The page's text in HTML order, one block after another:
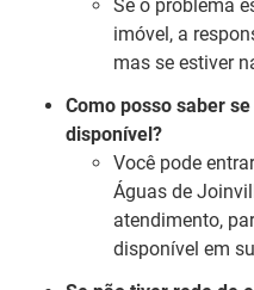
Se o problema
imóvel, a
mas se estiver
Como posso saber
disponível?
Você pode
Águas de
atendimento,
disponível em